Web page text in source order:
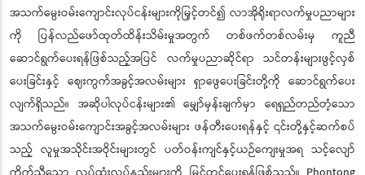
အသက်မွေးဝမ်းကျောင်းလုပ်ငန်းများကိုမြှင့်တင်၍ လာအိုရိုးရာလက်မှုပညာများ
ကို ပြန်လည်ဖော်ထုတ်ထိန်းသိမ်းမှုအတွက် တစ်ဖက်တစ်လမ်းမှ ကူညီ
ဆောင်ရွက်ပေးရန်ဖြစ်သည့်အပြင် လက်မှုပညာဆိုင်ရာ သင်တန်းများဖွင့်လှစ်
ပေးခြင်းနှင့် ဈေးကွက်အခွင့်အလမ်းများ ရှာဖွေပေးခြင်းတို့ကို ဆောင်ရွက်ပေး
လျက်ရှိသည်။ အဆိုပါလုပ်ငန်းများ၏ မျှော်မှန်းချက်မှာ ရေရှည်တည်တံ့သော
အသက်မွေးဝမ်းကျောင်းအခွင့်အလမ်းများ ဖန်တီးပေးရန်နှင့် ၎င်းတို့နှင့်ဆက်စပ်
သည့် လူမှုအသိုင်းအဝိုင်းများတွင် ပတ်ဝန်းကျင်နှင့်ယဉ်ကျေးမှုအရ သင့်လျော်